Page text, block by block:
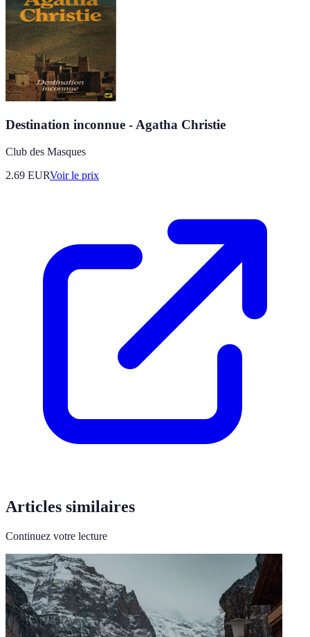
Destination inconnue - Agatha Christie
Club des Masques
2.69 EURVoir le prix
Articles similaires
Continuez votre lecture